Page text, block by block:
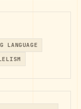
LANGUAGE